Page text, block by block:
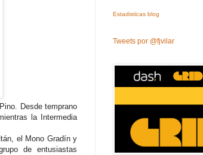
Desde temprano
la Intermedia
el Mono Gradín y
de entusiastas
Estadisticas blog
Tweets por @fjvilar